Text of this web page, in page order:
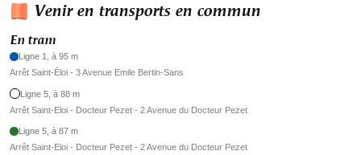
Venir en transports en commun
En tram
Ligne 1, à 95 m
Arrêt Saint-Éloi - 3 Avenue Emile Bertin-Sans
Ligne 5, à 88 m
Arrêt Saint-Eloi - Docteur Pezet - 2 Avenue du Docteur Pezet
Ligne 5, à 87 m
Arrêt Saint-Eloi - Docteur Pezet - 2 Avenue du Docteur Pezet